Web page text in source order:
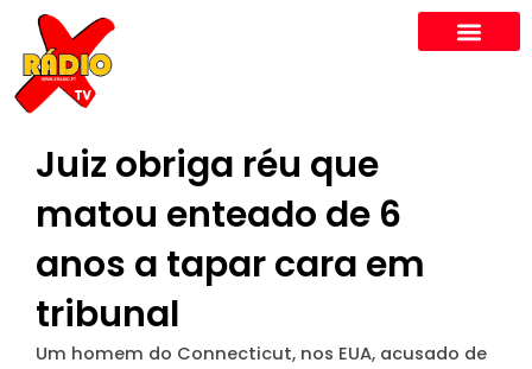
content
Juiz obriga réu que
matou enteado de 6
anos a tapar cara em
tribunal
Um homem do Connecticut, nos EUA, acusado de